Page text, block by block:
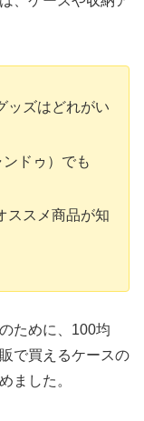
ッズはどれがい
ドゥ）でも
ススメ商品が知
ために、100均
で買えるケースの
ました。